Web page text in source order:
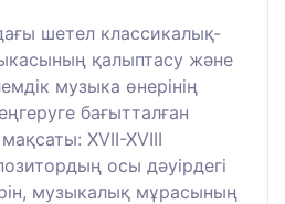
шетел классикалық-
қалыптасу және
музыка өнерінің
бағытталған
XVII-XVIII
осы дәуірдегі
музыкалық мұрасының